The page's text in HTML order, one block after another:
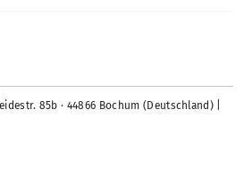
85b · 44866 Bochum (Deutschland) |